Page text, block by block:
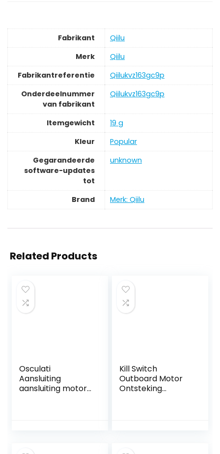
Fabrikant
‎Qiilu
Merk
‎Qiilu
Fabrikantreferentie
‎Qiilukvz163gc9p
Onderdeelnummer
van fabrikant
‎Qiilukvz163gc9p
Itemgewicht
‎19 g
Kleur
‎Popular
Gegarandeerde
software-updates
tot
‎unknown
Brand Merk: Qiilu
Related Products
Osculati
Aansluiting
aansluiting motor
Kill Switch
Outboard Motor
Ontsteking